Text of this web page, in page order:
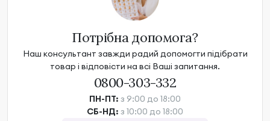
Потрібна допомога?
Наш консультант завжди радий допомогти підібрати
товар і відповісти на всі Ваші запитання.
0800-303-332
ПН-ПТ: з 9:00 до 18:00
СБ-НД: з 10:00 до 18:00